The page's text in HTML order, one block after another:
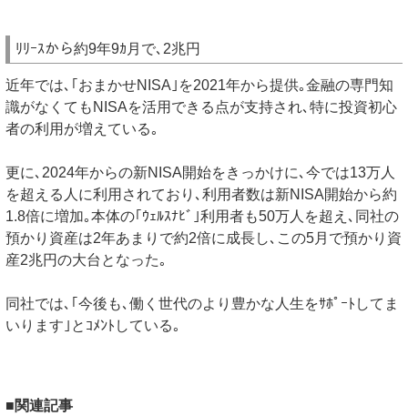
ﾘﾘｰｽから約9年9ｶ月で､2兆円
近年では､｢おまかせNISA｣を2021年から提供｡金融の専門知
識がなくてもNISAを活用できる点が支持され､特に投資初心
者の利用が増えている｡
更に､2024年からの新NISA開始をきっかけに､今では13万人
を超える人に利用されており､利用者数は新NISA開始から約
1.8倍に増加｡本体の｢ｳｪﾙｽﾅﾋﾞ｣利用者も50万人を超え､同社の
預かり資産は2年あまりで約2倍に成長し､この5月で預かり資
産2兆円の大台となった｡
同社では､｢今後も､働く世代のより豊かな人生をｻﾎﾟｰﾄしてま
いります｣とｺﾒﾝﾄしている｡
■関連記事